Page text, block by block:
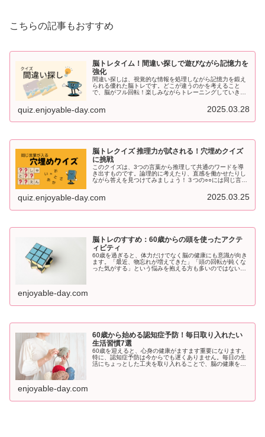
こちらの記事もおすすめ
脳トレタイム！間違い探しで遊びながら記憶力を
強化
間違い探しは、視覚的な情報を処理しながら記憶力を鍛え
られる優れた脳トレです。どこが違うのかを考えること
で、脳がフル回転！楽しみながらトレーニングしていきま
quiz.enjoyable-day.com 2025.03.28
脳トレクイズ 推理力が試される！穴埋めクイズ
に挑戦
このクイズは、3つの言葉から推理して共通のワードを導
き出すものです。論理的に考えたり、直感を働かせたりし
ながら答えを見つけてみましょう！３つの○○には同じ言葉
quiz.enjoyable-day.com 2025.03.25
脳トレのすすめ：60歳からの頭を使ったアクテ
ィビティ
60歳を過ぎると、体力だけでなく脳の健康にも意識が向き
ます。「最近、物忘れが増えてきた」「頭の回転が鈍くな
った気がする」という悩みを抱える方も多いのではないで
enjoyable-day.com
60歳から始める認知症予防！毎日取り入れたい
生活習慣7選
60歳を迎えると、心身の健康がますます重要になります。
特に、認知症予防は今からでも遅くありません。毎日の生
活にちょっとした工夫を取り入れることで、脳の健康を守
enjoyable-day.com